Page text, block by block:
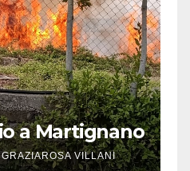
a Martignano
GRAZIAROSA VILLANI